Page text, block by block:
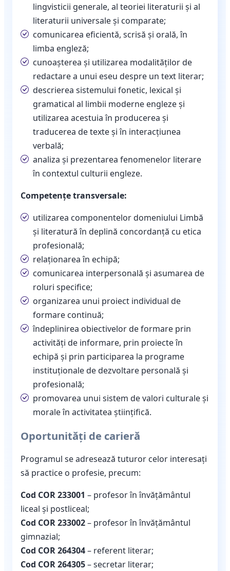
lingvisticii generale, al teoriei literaturii şi al
literaturii universale şi comparate;
comunicarea eficientă, scrisă şi orală, în
limba engleză;
cunoaşterea şi utilizarea modalităţilor de
redactare a unui eseu despre un text literar;
descrierea sistemului fonetic, lexical şi
gramatical al limbii moderne engleze şi
utilizarea acestuia în producerea şi
traducerea de texte şi în interacţiunea
verbală;
analiza şi prezentarea fenomenelor literare
în contextul culturii engleze.
Competențe transversale:
utilizarea componentelor domeniului Limbă
şi literatură în deplină concordanţă cu etica
profesională;
relaţionarea în echipă;
comunicarea interpersonală şi asumarea de
roluri specifice;
organizarea unui proiect individual de
formare continuă;
îndeplinirea obiectivelor de formare prin
activităţi de informare, prin proiecte în
echipă şi prin participarea la programe
instituţionale de dezvoltare personală şi
profesională;
promovarea unui sistem de valori culturale și
morale în activitatea ştiinţifică.
Oportunități de carieră
Programul se adresează tuturor celor interesați
să practice o profesie, precum:
Cod COR 233001 – profesor în învăţământul
liceal și postliceal;
Cod COR 233002– profesor în învăţământul
gimnazial;
Cod COR 264304– referent literar;
Cod COR 264305– secretar literar;